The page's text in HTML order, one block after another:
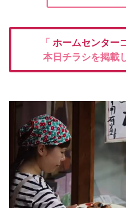
「 ホームセンター
本日チラシを掲載